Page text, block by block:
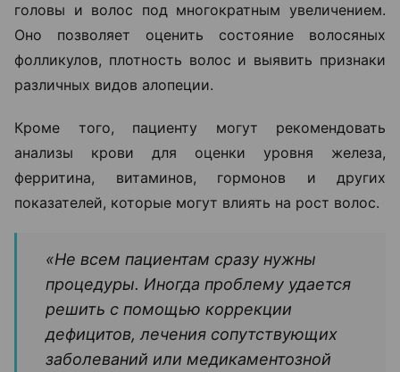
головы и волос под многократным увеличением.
Оно позволяет оценить состояние волосяных
фолликулов, плотность волос и выявить признаки
различных видов алопеции.
Кроме того, пациенту могут рекомендовать
анализы крови для оценки уровня железа,
ферритина, витаминов, гормонов и других
показателей, которые могут влиять на рост волос.
«Не всем пациентам сразу нужны
процедуры. Иногда проблему удается
решить с помощью коррекции
дефицитов, лечения сопутствующих
заболеваний или медикаментозной